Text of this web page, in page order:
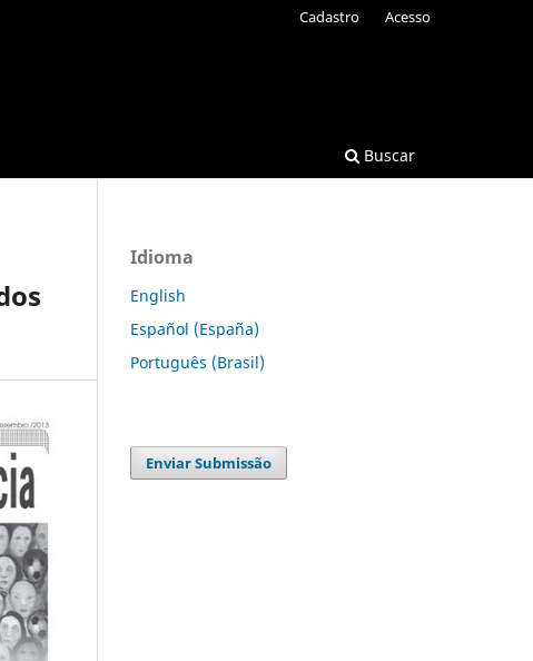
Buscar
Cadastro Acesso
Idioma
English
Español (España)
Português (Brasil)
Enviar Submissão